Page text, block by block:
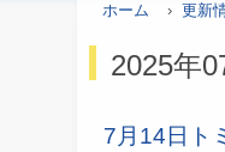
ホーム › 更新
2025年
7月14日ト